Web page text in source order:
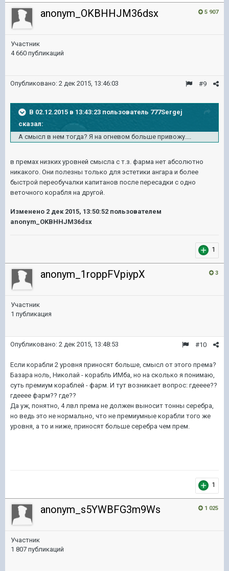
5 907
anonym_OKBHHJM36dsx
Участник
4 660 публикаций
#9
Опубликовано: 2 дек 2015, 13:46:03
В 02.12.2015 в 13:43:23 пользователь 777Sergej
сказал:
А смысл в нем тогда? Я на огневом больше привожу....
в премах низких уровней смысла с т.з. фаpма нет абсолютно
никакого. Они полезны только для эстетики ангара и более
быстрой переобучалки капитанов после пересадки с одно
веточного корабля на другой.
Изменено 2 дек 2015, 13:50:52 пользователем
anonym_OKBHHJM36dsx
1
3
anonym_1roppFVpiypX
Участник
1 публикация
#10
Опубликовано: 2 дек 2015, 13:48:53
Если корабли 2 уровня приносят больше, смысл от этого према?
Базара ноль, Николай - корабль ИМба, но на сколько я понимаю,
суть премиум кораблей - фарм. И тут возникает вопрос: гдееее??
гдееее фарм?? где??
Да уж, понятно, 4 лвл према не должен выносит тонны серебра,
но ведь это не нормально, что не премиумные корабли того же
уровня, а то и ниже, приносят больше серебра чем прем.
1
1 025
anonym_s5YWBFG3m9Ws
Участник
1 807 публикаций